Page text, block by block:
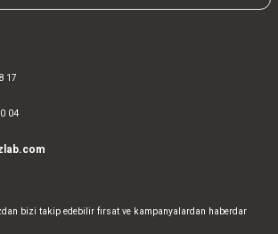
17
04
bizi takip edebilir fırsat ve kampanyalardan haberdar